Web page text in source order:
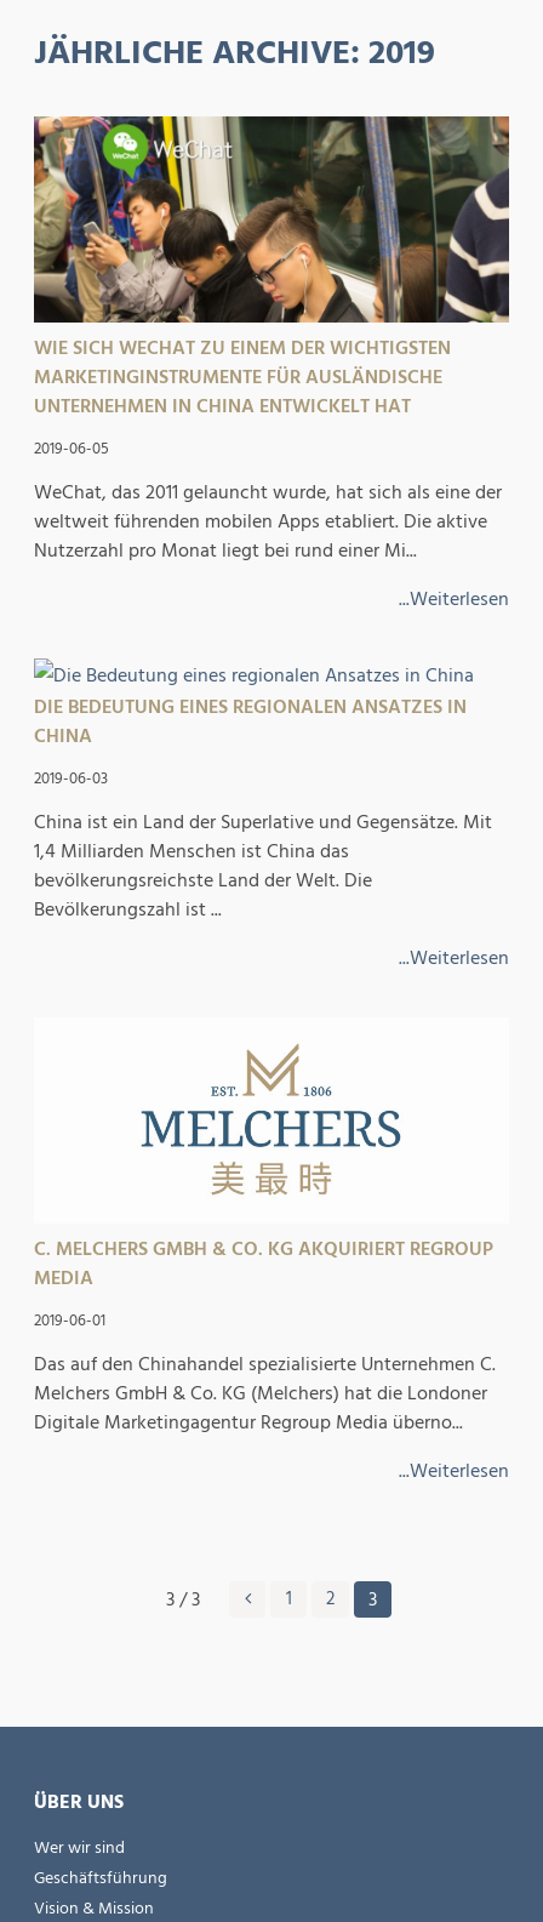
JÄHRLICHE ARCHIVE: 2019
WIE SICH WECHAT ZU EINEM DER WICHTIGSTEN
MARKETINGINSTRUMENTE FÜR AUSLÄNDISCHE
UNTERNEHMEN IN CHINA ENTWICKELT HAT
2019-06-05
WeChat, das 2011 gelauncht wurde, hat sich als eine der
weltweit führenden mobilen Apps etabliert. Die aktive
Nutzerzahl pro Monat liegt bei rund einer Mi...
...Weiterlesen
DIE BEDEUTUNG EINES REGIONALEN ANSATZES IN
CHINA
2019-06-03
China ist ein Land der Superlative und Gegensätze. Mit
1,4 Milliarden Menschen ist China das
bevölkerungsreichste Land der Welt. Die
Bevölkerungszahl ist ...
...Weiterlesen
C. MELCHERS GMBH & CO. KG AKQUIRIERT REGROUP
MEDIA
2019-06-01
Das auf den Chinahandel spezialisierte Unternehmen C.
Melchers GmbH & Co. KG (Melchers) hat die Londoner
Digitale Marketingagentur Regroup Media überno...
...Weiterlesen
3 / 3 1 2 3
ÜBER UNS
Wer wir sind
Geschäftsführung
Vision & Mission